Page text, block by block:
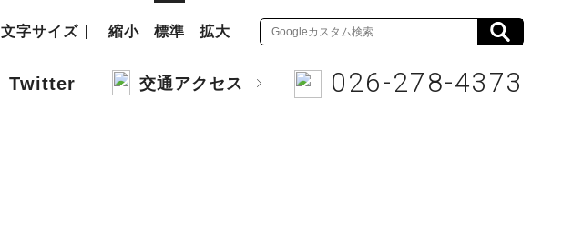
文字サイズ 縮小 標準 拡大
Twitter 交通アクセス 026-278-4373